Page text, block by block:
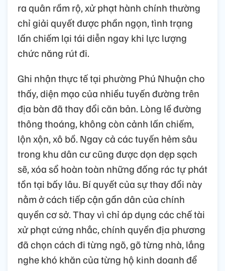
ra quân rầm rộ, xử phạt hành chính thường
chỉ giải quyết được phần ngọn, tình trạng
lấn chiếm lại tái diễn ngay khi lực lượng
chức năng rút đi.
Ghi nhận thực tế tại phường Phú Nhuận cho
thấy, diện mạo của nhiều tuyến đường trên
địa bàn đã thay đổi căn bản. Lòng lề đường
thông thoáng, không còn cảnh lấn chiếm,
lộn xộn, xô bồ. Ngay cả các tuyến hẻm sâu
trong khu dân cư cũng được dọn dẹp sạch
sẽ, xóa sổ hoàn toàn những đống rác tự phát
tồn tại bấy lâu. Bí quyết của sự thay đổi này
nằm ở cách tiếp cận gần dân của chính
quyền cơ sở. Thay vì chỉ áp dụng các chế tài
xử phạt cứng nhắc, chính quyền địa phương
đã chọn cách đi từng ngõ, gõ từng nhà, lắng
nghe khó khăn của từng hộ kinh doanh để